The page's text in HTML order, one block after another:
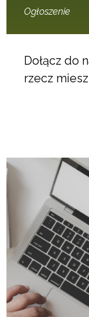
Ogłoszenie
Dołącz do
rzecz